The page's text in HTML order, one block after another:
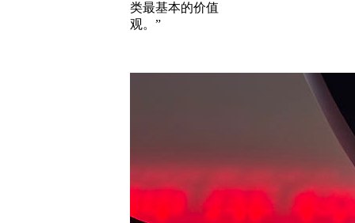
类最基本的价值
观。”